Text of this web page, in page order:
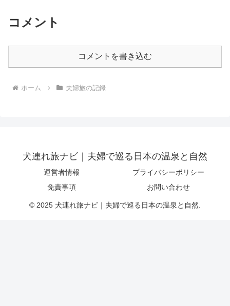
コメント
コメントを書き込む
ホーム 夫婦旅の記録
犬連れ旅ナビ｜夫婦で巡る日本の温泉と自然
運営者情報
プライバシーポリシー
免責事項
お問い合わせ
© 2025 犬連れ旅ナビ｜夫婦で巡る日本の温泉と自然.